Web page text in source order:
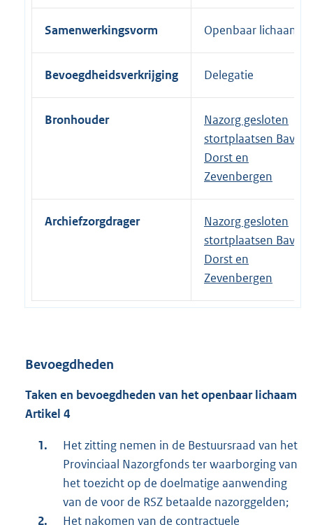
Samenwerkingsvorm Openbaar lichaam
Bevoegdheidsverkrijging Delegatie
Bronhouder
Nazorg gesloten
stortplaatsen Bavel-
Dorst en
Zevenbergen
Archiefzorgdrager
Nazorg gesloten
stortplaatsen Bavel-
Dorst en
Zevenbergen
Bevoegdheden
Taken en bevoegdheden van het openbaar lichaam
Artikel 4
Het zitting nemen in de Bestuursraad van het
Provinciaal Nazorgfonds ter waarborging van
het toezicht op de doelmatige aanwending
van de voor de RSZ betaalde nazorggelden;
Het nakomen van de contractuele